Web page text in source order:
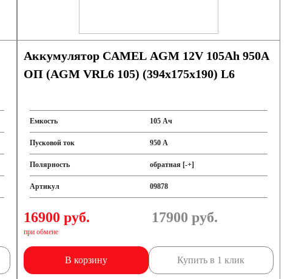
Аккумулятор CAMEL AGM 12V 105Ah 950А
ОП (AGM VRL6 105) (394x175x190) L6
Емкость 105 Ач
Пусковой ток 950 А
Полярность обратная [-+]
Артикул 09878
16900 руб.
при обмене
17900 руб.
В корзину Купить в 1 клик